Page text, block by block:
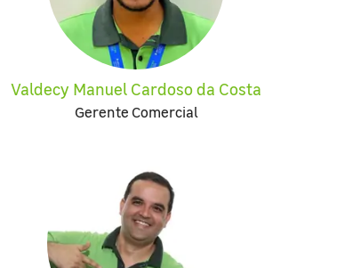
Valdecy Manuel Cardoso da Costa
Gerente Comercial